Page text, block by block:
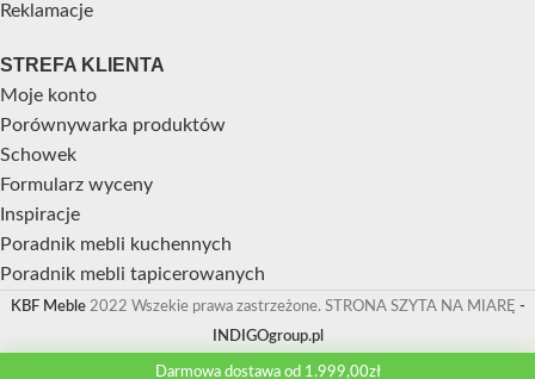
Reklamacje
STREFA KLIENTA
Moje konto
Porównywarka produktów
Schowek
Formularz wyceny
Inspiracje
Poradnik mebli kuchennych
Poradnik mebli tapicerowanych
KBF Meble 2022 Wszekie prawa zastrzeżone. STRONA SZYTA NA MIARĘ -
INDIGOgroup.pl
Darmowa dostawa od 1.999,00zł